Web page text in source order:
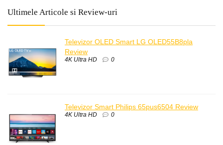
Ultimele Articole si Review-uri
Televizor OLED Smart LG OLED55B8pla
Review
4K Ultra HD 0
Televizor Smart Philips 65pus6504 Review
4K Ultra HD 0